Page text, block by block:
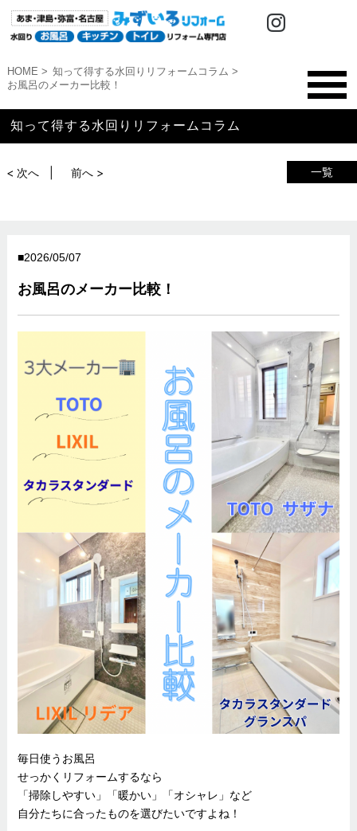
HOME
知って得する水回りリフォームコラム
お風呂のメーカー比較！
知って得する水回りリフォームコラム
一覧
< 次へ 前へ >
2026/05/07
お風呂のメーカー比較！
毎日使うお風呂
せっかくリフォームするなら
「掃除しやすい」「暖かい」「オシャレ」など
自分たちに合ったものを選びたいですよね！